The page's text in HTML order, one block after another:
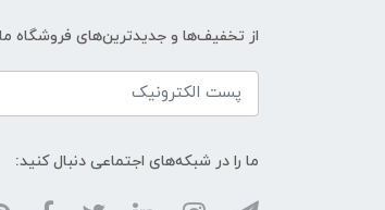
از تخفیف‌ها و جدیدترین‌های فروشگاه
ما را در شبکه‌های اجتماعی دنبال کنید: